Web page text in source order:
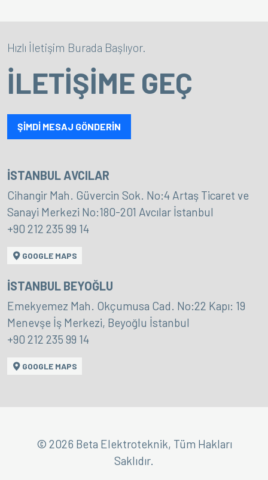
Hızlı İletişim Burada Başlıyor.
İLETİŞİME GEÇ
ŞİMDİ MESAJ GÖNDERİN
İSTANBUL AVCILAR
Cihangir Mah. Güvercin Sok. No:4 Artaş Ticaret ve
Sanayi Merkezi No:180-201 Avcılar İstanbul
+90 212 235 99 14
GOOGLE MAPS
İSTANBUL BEYOĞLU
Emekyemez Mah. Okçumusa Cad. No:22 Kapı: 19
Menevşe İş Merkezi, Beyoğlu İstanbul
+90 212 235 99 14
GOOGLE MAPS
© 2026 Beta Elektroteknik, Tüm Hakları
Saklıdır.